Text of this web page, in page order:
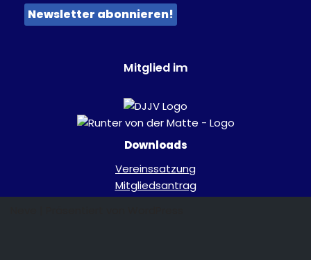
Mitglied im
Downloads
Vereinssatzung
Mitgliedsantrag